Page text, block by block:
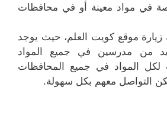
في مواد معينة أو في محافظات
زيارة موقع كويت العلم، حيث يوجد
من مدرسين في جميع المواد
لكل المواد في جميع المحافظات
يمكن التواصل معهم بكل سهولة.